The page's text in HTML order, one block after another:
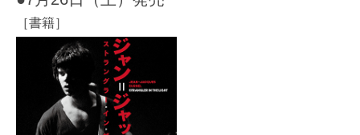
［書籍］